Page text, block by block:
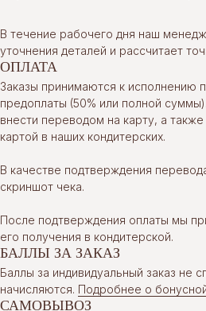
В течение рабочего дня наш
уточнения деталей и рассчитает
ОПЛАТА
Заказы принимаются к исполнению
предоплаты (50% или полной
внести переводом на карту, а
картой в наших кондитерских.
В качестве подтверждения
скриншот чека.
После подтверждения оплаты мы
его получения в кондитерской.
БАЛЛЫ ЗА ЗАКАЗ
Баллы за индивидуальный заказ не
начисляются. Подробнее о
САМОВЫВОЗ